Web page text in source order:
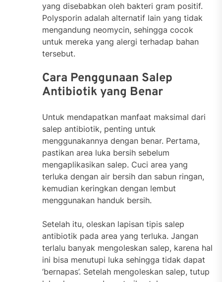
yang disebabkan oleh bakteri gram positif.
Polysporin adalah alternatif lain yang tidak
mengandung neomycin, sehingga cocok
untuk mereka yang alergi terhadap bahan
tersebut.
Cara Penggunaan Salep
Antibiotik yang Benar
Untuk mendapatkan manfaat maksimal dari
salep antibiotik, penting untuk
menggunakannya dengan benar. Pertama,
pastikan area luka bersih sebelum
mengaplikasikan salep. Cuci area yang
terluka dengan air bersih dan sabun ringan,
kemudian keringkan dengan lembut
menggunakan handuk bersih.
Setelah itu, oleskan lapisan tipis salep
antibiotik pada area yang terluka. Jangan
terlalu banyak mengoleskan salep, karena hal
ini bisa menutupi luka sehingga tidak dapat
‘bernapas’. Setelah mengoleskan salep, tutup